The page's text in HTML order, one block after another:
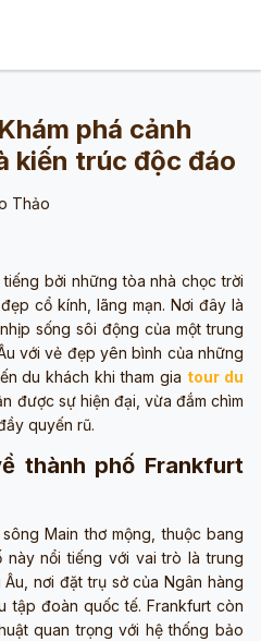
phá cảnh
kiến trúc độc đáo
Thảo
bởi những tòa nhà chọc trời
cổ kính, lãng mạn. Nơi đây là
sống sôi động của một trung
với vẻ đẹp yên bình của những
du khách khi tham gia tour du
được sự hiện đại, vừa đắm chìm
quyến rũ.
thành phố Frankfurt
Main thơ mộng, thuộc bang
nổi tiếng với vai trò là trung
nơi đặt trụ sở của Ngân hàng
tập đoàn quốc tế. Frankfurt còn
quan trọng với hệ thống bảo